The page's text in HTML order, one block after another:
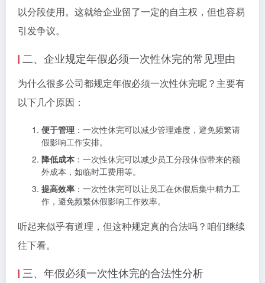
以分段使用。这就给企业留了一定的自主权，但也容易
引发争议。
二、企业规定年假必须一次性休完的常见理由
为什么很多公司都规定年假必须一次性休完呢？主要有
以下几个原因：
便于管理 ：一次性休完可以减少管理难度，避免频繁请
假影响工作安排。
降低成本 ：一次性休完可以减少员工分段休假带来的额
外成本，如临时工费用等。
提高效率 ：一次性休完可以让员工在休假后集中精力工
作，避免频繁休假影响工作效率。
听起来似乎有道理，但这种规定真的合法吗？咱们继续
往下看。
三、年假必须一次性休完的合法性分析